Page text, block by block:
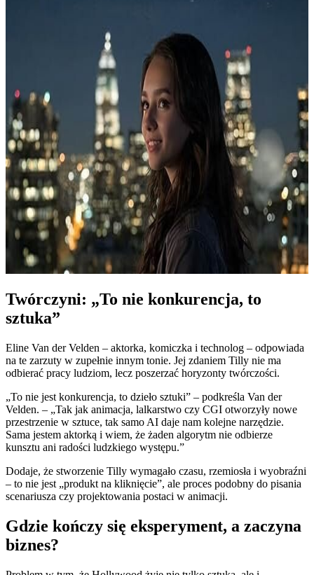
Twórczyni: „To nie konkurencja, to
sztuka”
Eline Van der Velden – aktorka, komiczka i technolog – odpowiada
na te zarzuty w zupełnie innym tonie. Jej zdaniem Tilly nie ma
odbierać pracy ludziom, lecz poszerzać horyzonty twórczości.
„To nie jest konkurencja, to dzieło sztuki” – podkreśla Van der
Velden. – „Tak jak animacja, lalkarstwo czy CGI otworzyły nowe
przestrzenie w sztuce, tak samo AI daje nam kolejne narzędzie.
Sama jestem aktorką i wiem, że żaden algorytm nie odbierze
kunsztu ani radości ludzkiego występu.”
Dodaje, że stworzenie Tilly wymagało czasu, rzemiosła i wyobraźni
– to nie jest „produkt na kliknięcie”, ale proces podobny do pisania
scenariusza czy projektowania postaci w animacji.
Gdzie kończy się eksperyment, a zaczyna
biznes?